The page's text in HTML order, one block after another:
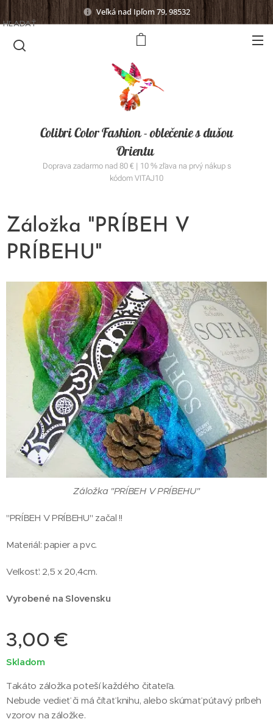
Veľká nad Ipľom 79, 98532
Colibri Color Fashion - oblečenie s dušou
Orientu
Doprava zadarmo nad 80 € | 10 % zľava na prvý nákup s
kódom VITAJ10
HĽADAŤ
Záložka "PRÍBEH V
PRÍBEHU"
Záložka "PRÍBEH V PRÍBEHU"
"PRÍBEH V PRÍBEHU" začal !!
Materiál: papier a pvc.
Veľkosť: 2,5 x 20,4cm.
Vyrobené na Slovensku
3,00 €
Skladom
Takáto záložka poteší každého čitateľa.
Nebude vedieť či má čítať knihu, alebo skúmať pútavý príbeh
vzorov na záložke.